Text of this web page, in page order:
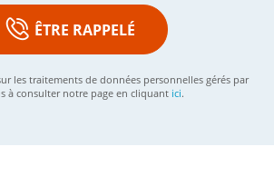
ÊTRE RAPPELÉ
les traitements de données personnelles gérés par
à consulter notre page en cliquant ici.